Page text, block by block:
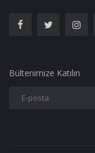
Bültenimize Katılın